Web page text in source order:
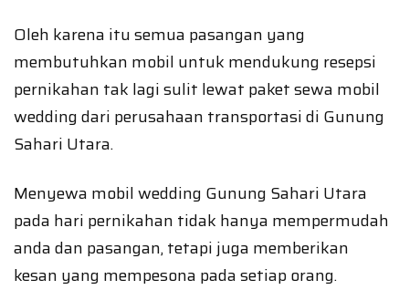
Oleh karena itu semua pasangan yang
membutuhkan mobil untuk mendukung resepsi
pernikahan tak lagi sulit lewat paket sewa mobil
wedding dari perusahaan transportasi di Gunung
Sahari Utara.
Menyewa mobil wedding Gunung Sahari Utara
pada hari pernikahan tidak hanya mempermudah
anda dan pasangan, tetapi juga memberikan
kesan yang mempesona pada setiap orang.